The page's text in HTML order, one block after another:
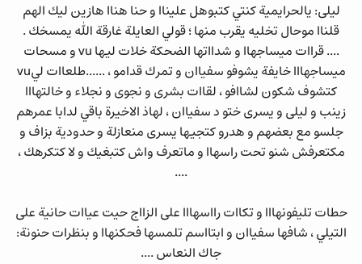
ليلى: يالحرايمية كنتي كتبوهل عليناا و حنا هناا هازين ليك الهم
قلناا موحال تخليه يقرب منها ؛ قولي العايلة غارقة الله يمسخك .
.... قراات ميساجهاا و شدااتها الضحكة خلات ليها vu و مسحات
ميساجهااا خايفة يشوفو سفياان و تمرك قدامو ، ......طلعاات ليvu
كتشوف شكون لشاافو ، لقاات بشرى و نجوى و نجلاء و خالتهااا
زينب و ليلى و يسرى ختو د سفياان ، لهاذ الاخيرة باقي لدابا عمرهم
جلسو مع بعضهم و هدرو كتجيها يسرى منعازلة و حدودية بزاف و
مكتعرفش شنو تحت راسهاا و ماتعرف واش كتبغيك و لا كتكرهك ،
....
حطات تليفونهااا و تكاات رااسهااا على الزااج حيت عياات حانية على
التيلي ، شافها سفياان و ابتااسم تلمسها فحكنهاا و بنظرات حنونة:
جاك النعاس ....